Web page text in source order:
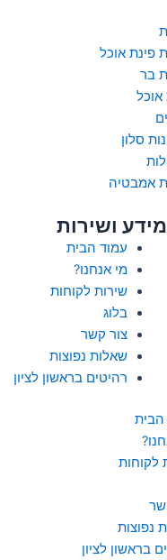
פינת אוכל
בר
אוכל
סלון
אמבטיה
מידע ושירות
עמוד הבית
מי אנחנו?
שירות לקוחות
בלוג
צור קשר
שאלות נפוצות
רהיטים בראשון לציון
הבית
לקוחות
נפוצות
בראשון לציון